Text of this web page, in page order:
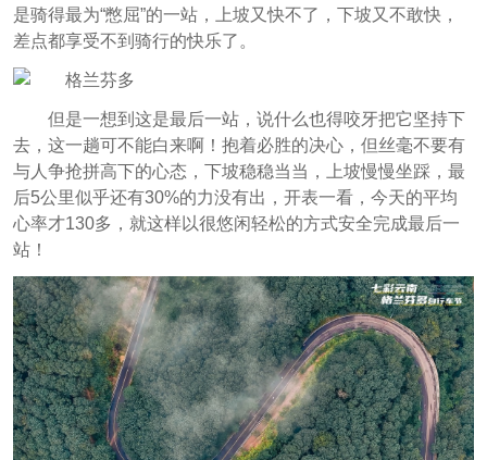
是骑得最为“憋屈”的一站，上坡又快不了，下坡又不敢快，
差点都享受不到骑行的快乐了。
但是一想到这是最后一站，说什么也得咬牙把它坚持下
去，这一趟可不能白来啊！抱着必胜的决心，但丝毫不要有
与人争抢拼高下的心态，下坡稳稳当当，上坡慢慢坐踩，最
后5公里似乎还有30%的力没有出，开表一看，今天的平均
心率才130多，就这样以很悠闲轻松的方式安全完成最后一
站！